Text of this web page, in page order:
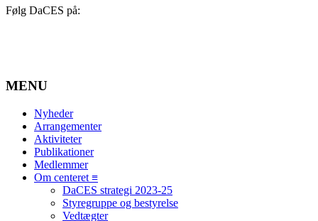
Følg DaCES på:
MENU
Nyheder
Arrangementer
Aktiviteter
Publikationer
Medlemmer
Om centeret ≡
DaCES strategi 2023-25
Styregruppe og bestyrelse
Vedtægter